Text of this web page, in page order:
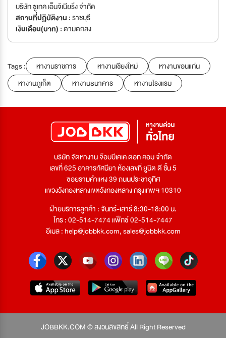
บริษัท ซูเทค เอ็นจิเนียริ่ง จำกัด
สถานที่ปฏิบัติงาน :ราชบุรี
เงินเดือน(บาท) :ตามตกลง
Tags : หางานราชการ หางานเชียงใหม่
หางานขอนแก่น
หางานภูเก็ต
หางานธนาคาร หางานโรงแรม
บริษัท จัดหางาน จ๊อบบีเคเค ดอท คอม จำกัด
เลขที่ 625 อาคารทัศนียา ห้องเลขที่ ยูนิต ดี ชั้น 5
ซอยรามคำแหง 39 ถนนประชาอุทิศ
แขวงวังทองหลางเขตวังทองหลาง กรุงเทพฯ 10310
ฝ่ายบริการลูกค้า : จันทร์-เสาร์ 8:30-18:00 น.
โทร : 02-514-7474 แฟ็กซ์ 02-514-7447
อีเมล :help@jobbkk.com,sales@jobbkk.com
JOBBKK.COM © สงวนลิขสิทธิ์ All Right Reserved